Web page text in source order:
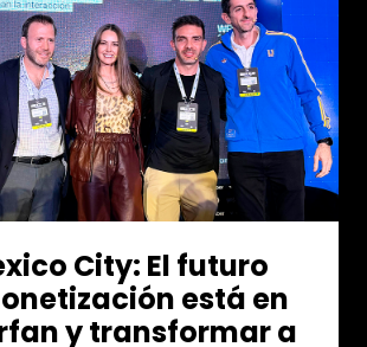
City: El futuro
está en
y transformar a